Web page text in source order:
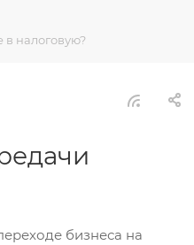
в налоговую?
бизнеса на